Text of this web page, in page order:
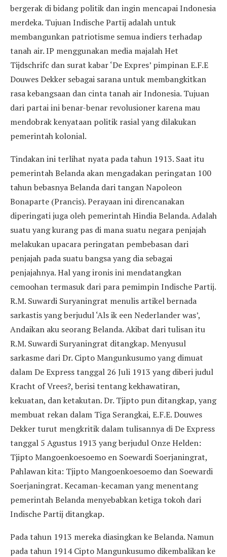
bergerak di bidang politik dan ingin mencapai Indonesia
merdeka. Tujuan Indische Partij adalah untuk
membangunkan patriotisme semua indiers terhadap
tanah air. IP menggunakan media majalah Het
Tijdschrifc dan surat kabar ‘De Expres’ pimpinan E.F.E
Douwes Dekker sebagai sarana untuk membangkitkan
rasa kebangsaan dan cinta tanah air Indonesia. Tujuan
dari partai ini benar-benar revolusioner karena mau
mendobrak kenyataan politik rasial yang dilakukan
pemerintah kolonial.
Tindakan ini terlihat nyata pada tahun 1913. Saat itu
pemerintah Belanda akan mengadakan peringatan 100
tahun bebasnya Belanda dari tangan Napoleon
Bonaparte (Prancis). Perayaan ini direncanakan
diperingati juga oleh pemerintah Hindia Belanda. Adalah
suatu yang kurang pas di mana suatu negara penjajah
melakukan upacara peringatan pembebasan dari
penjajah pada suatu bangsa yang dia sebagai
penjajahnya. Hal yang ironis ini mendatangkan
cemoohan termasuk dari para pemimpin Indische Partij.
R.M. Suwardi Suryaningrat menulis artikel bernada
sarkastis yang berjudul ‘Als ik een Nederlander was’,
Andaikan aku seorang Belanda. Akibat dari tulisan itu
R.M. Suwardi Suryaningrat ditangkap. Menyusul
sarkasme dari Dr. Cipto Mangunkusumo yang dimuat
dalam De Express tanggal 26 Juli 1913 yang diberi judul
Kracht of Vrees?, berisi tentang kekhawatiran,
kekuatan, dan ketakutan. Dr. Tjipto pun ditangkap, yang
membuat rekan dalam Tiga Serangkai, E.F.E. Douwes
Dekker turut mengkritik dalam tulisannya di De Express
tanggal 5 Agustus 1913 yang berjudul Onze Helden:
Tjipto Mangoenkoesoemo en Soewardi Soerjaningrat,
Pahlawan kita: Tjipto Mangoenkoesoemo dan Soewardi
Soerjaningrat. Kecaman-kecaman yang menentang
pemerintah Belanda menyebabkan ketiga tokoh dari
Indische Partij ditangkap.
Pada tahun 1913 mereka diasingkan ke Belanda. Namun
pada tahun 1914 Cipto Mangunkusumo dikembalikan ke